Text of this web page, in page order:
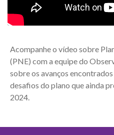
Acompanhe o vídeo sobre
(PNE) com a equipe do
sobre os avanços
desafios do plano que ainda
2024.